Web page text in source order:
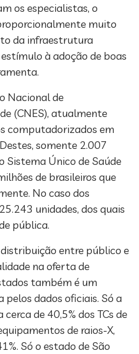
os especialistas, o
muito
da infraestrutura
à adoção de boas
Nacional de
(CNES), atualmente
computadorizados em
somente 2.007
Sistema Único de Saúde
de brasileiros que
No caso dos
unidades, dos quais
pública.
entre público e
na oferta de
também é um
dados oficiais. Só a
de 40,5% dos TCs de
de raios-X,
Só o estado de São